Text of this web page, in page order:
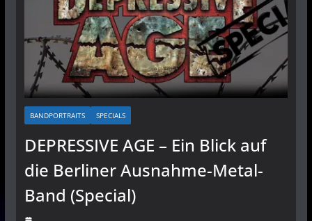
BANDPORTRAITS SPECIALS
DEPRESSIVE AGE – Ein Blick auf
die Berliner Ausnahme-Metal-
Band (Special)